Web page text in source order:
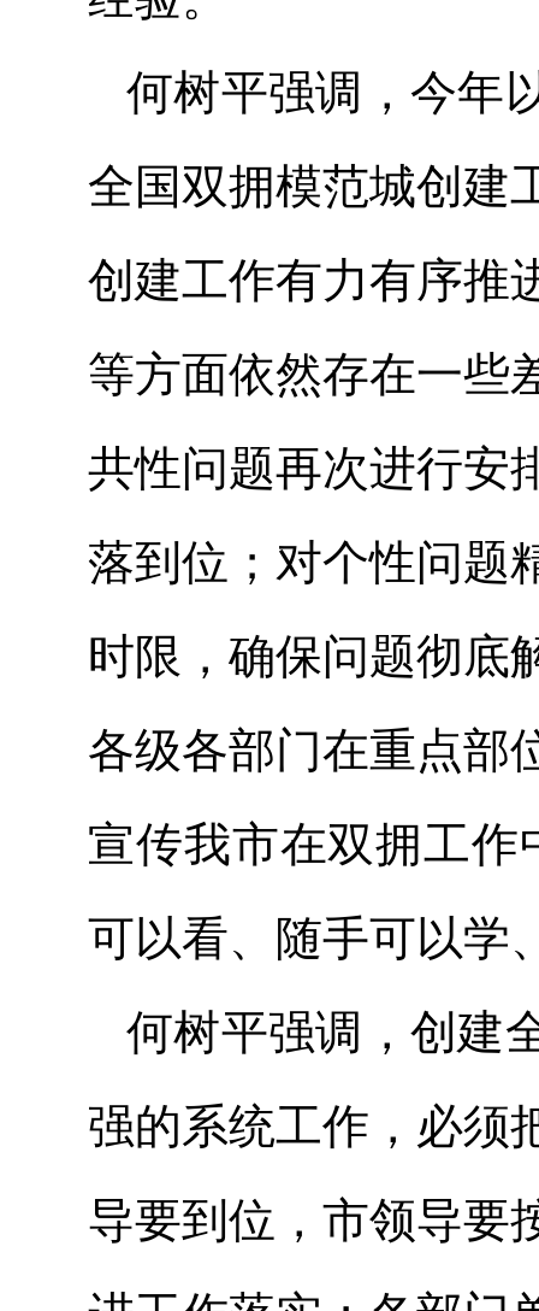
何树平强调，今年
全国双拥模范城创建
创建工作有力有序推
等方面依然存在一些
共性问题再次进行安
落到位；对个性问题
时限，确保问题彻底
各级各部门在重点部
宣传我市在双拥工作
可以看、随手可以学
何树平强调，创建
强的系统工作，必须
导要到位，市领导要